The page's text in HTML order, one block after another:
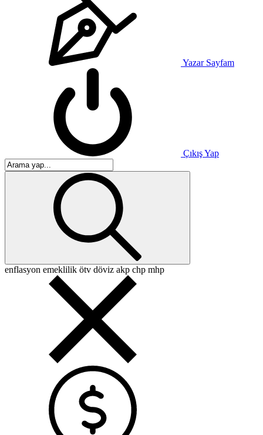
Yazar Sayfam
Çıkış Yap
enflasyon emeklilik ötv döviz akp chp mhp